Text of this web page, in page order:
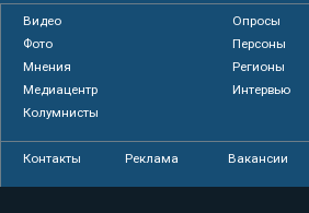
Видео
Опросы
Фото
Персоны
Мнения
Регионы
Медиацентр
Интервью
Колумнисты
Контакты Реклама Вакансии